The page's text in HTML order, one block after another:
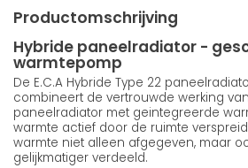
Productomschrijving
Hybride paneelradiator -
warmtepomp
De E.C.A Hybride Type 22
combineert de vertrouwde werking
paneelradiator met geintegreerde
warmte actief door de ruimte
warmte niet alleen afgegeven, maar
gelijkmatiger verdeeld.